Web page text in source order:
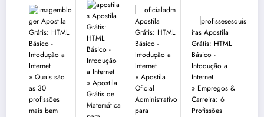
» Quais são
as 30
profissões
mais bem
» Apostila
Grátis de
Matemática
» Apostila
Oficial
Administrativo
para
» Empregos &
Carreira: 6
Profissões